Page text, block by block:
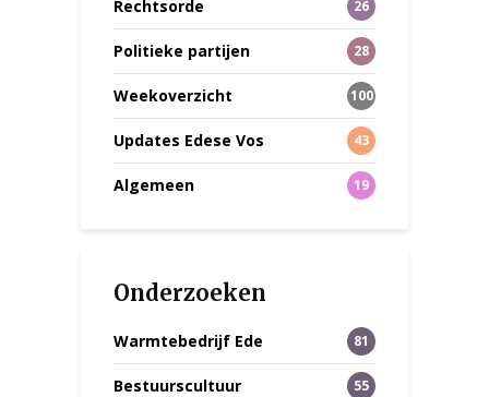
Rechtsorde 26
Politieke partijen 28
Weekoverzicht 100
Updates Edese Vos 43
Algemeen 19
Onderzoeken
Warmtebedrijf Ede 81
Bestuurscultuur 55